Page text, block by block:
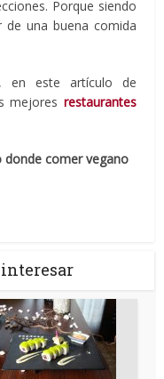
Porque siendo
de una buena comida
en este artículo de
mejores restaurantes
comer vegano